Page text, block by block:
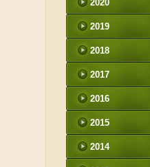
2020
2019
2018
2017
2016
2015
2014